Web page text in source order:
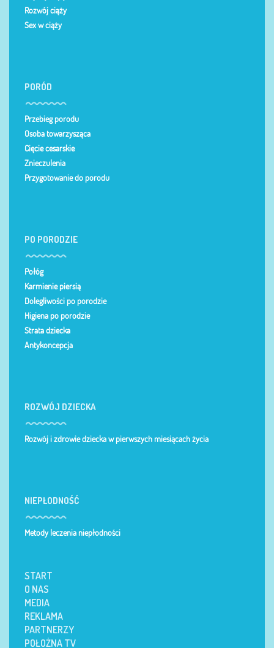
Rozwój ciąży
Sex w ciąży
PORÓD
Przebieg porodu
Osoba towarzysząca
Cięcie cesarskie
Znieczulenia
Przygotowanie do porodu
PO PORODZIE
Połóg
Karmienie piersią
Dolegliwości po porodzie
Higiena po porodzie
Strata dziecka
Antykoncepcja
ROZWÓJ DZIECKA
Rozwój i zdrowie dziecka w pierwszych miesiącach życia
NIEPŁODNOŚĆ
Metody leczenia niepłodności
START
O NAS
MEDIA
REKLAMA
PARTNERZY
POŁOŻNA TV